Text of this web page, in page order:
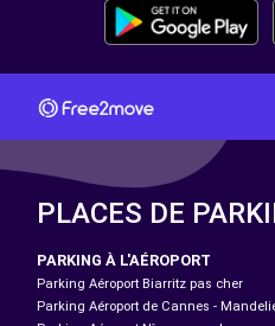
PLACES DE
PARKING À L'AÉROPORT
Parking Aéroport Biarritz pas cher
Parking Aéroport de Cannes -